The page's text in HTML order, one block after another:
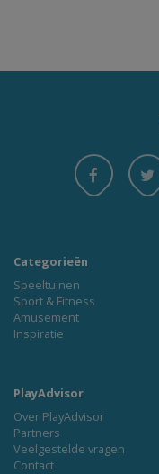
Categorieën
Speeltuinen
Sport & Fitness
Amusement
Inspiratie
PlayAdvisor
Over PlayAdvisor
Partners
Veelgestelde vragen
Contact